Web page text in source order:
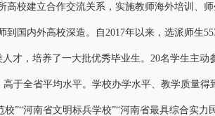
高校建立合作交流关系，实施教师海外培训、
到国内外高校深造。自2017年以来，选派师生
才，培养了一大批优秀毕业生。20名学生主
于全省平均水平。 学校办学水平、教学质量得
”“河南省文明标兵学校”“河南省最具综合实